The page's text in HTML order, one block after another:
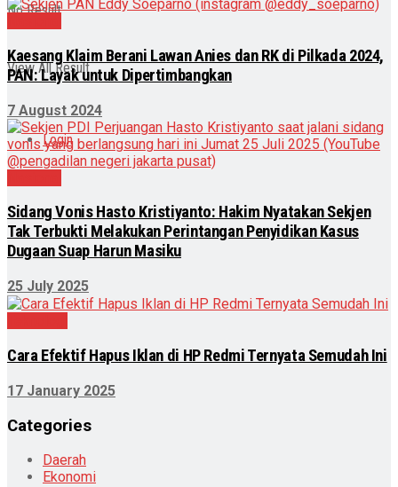
No Result
View All Result
Login
Kaesang Klaim Berani Lawan Anies dan RK di Pilkada 2024,
PAN: Layak untuk Dipertimbangkan
7 August 2024
Sidang Vonis Hasto Kristiyanto: Hakim Nyatakan Sekjen
Tak Terbukti Melakukan Perintangan Penyidikan Kasus
Dugaan Suap Harun Masiku
25 July 2025
Cara Efektif Hapus Iklan di HP Redmi Ternyata Semudah Ini
17 January 2025
Categories
Daerah
Ekonomi